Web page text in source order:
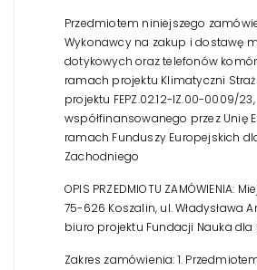
Przedmiotem niniejszego
Wykonawcy na zakup i dostawę
dotykowych oraz telefonów
ramach projektu Klimatyczni
projektu FEPZ.02.12-IZ.00-0009/23,
współfinansowanego przez Unię
ramach Funduszy Europejskich
Zachodniego
OPIS PRZEDMIOTU ZAMÓWIENIA:
75-626 Koszalin, ul. Władysława
biuro projektu Fundacji Nauka dla
Zakres zamówienia: 1.